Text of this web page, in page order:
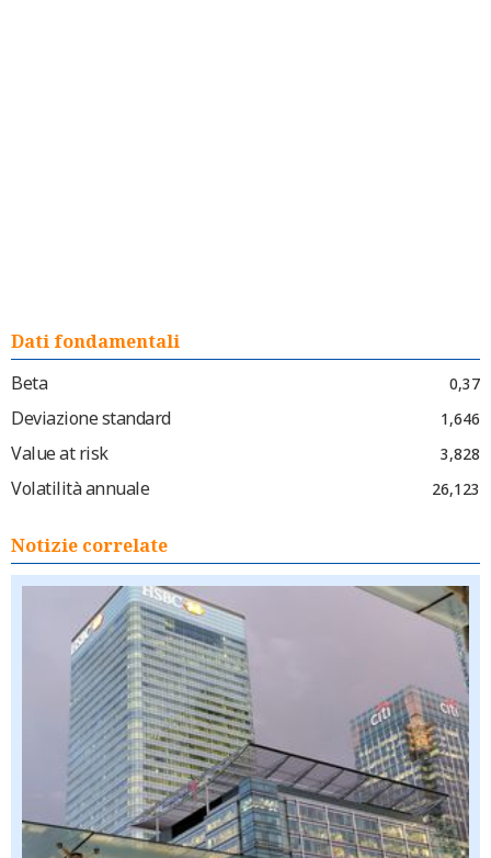
Dati fondamentali
Beta
0,37
Deviazione standard 1,646
Value at risk 3,828
Volatilità annuale 26,123
Notizie correlate